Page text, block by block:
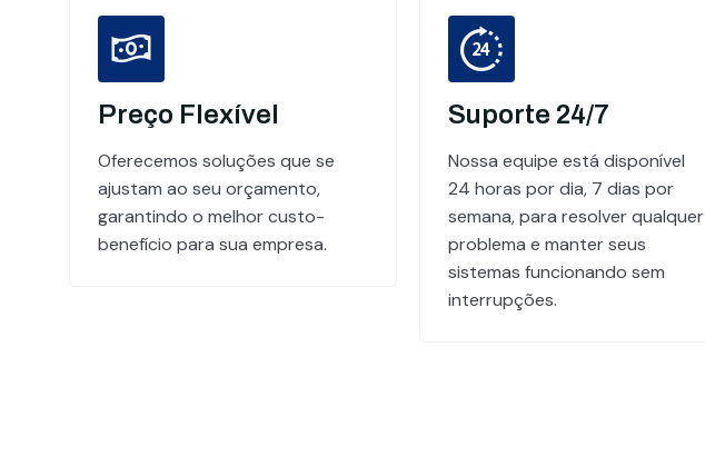
Preço Flexível
Oferecemos soluções que se
ajustam ao seu orçamento,
garantindo o melhor custo-
benefício para sua empresa.
Suporte 24/7
Nossa equipe está disponível
24 horas por dia, 7 dias por
semana, para resolver qualquer
problema e manter seus
sistemas funcionando sem
interrupções.